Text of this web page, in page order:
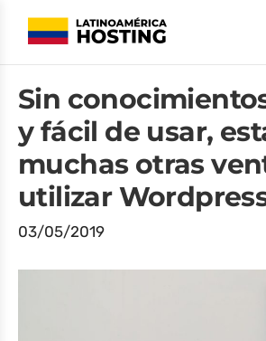
Sin
y fácil de usar,
muchas otras
utilizar
03/05/2019